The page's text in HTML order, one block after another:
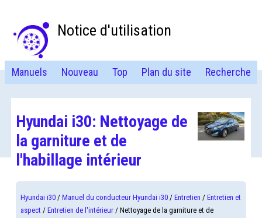
Notice d'utilisation
Manuels Nouveau Top Plan du site Recherche
Hyundai i30: Nettoyage de
la garniture et de
l'habillage intérieur
Hyundai i30 /Manuel du conducteur Hyundai i30 /Entretien /Entretien et
aspect /Entretien de l'intérieur / Nettoyage de la garniture et de